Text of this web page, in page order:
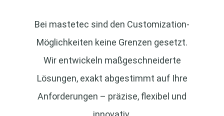
Bei mastetec sind den Customization-
Möglichkeiten keine Grenzen gesetzt.
Wir entwickeln maßgeschneiderte
Lösungen, exakt abgestimmt auf Ihre
Anforderungen – präzise, flexibel und